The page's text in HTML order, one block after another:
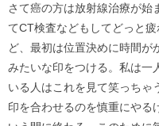
さて癌の方は放射線治療が始
てCT検査などもしてどっと
ど、最初は位置決めに時間が
みたいな印をつける。私は一
いる人はこれを見て笑っちゃ
印を合わせるのを慎重にや